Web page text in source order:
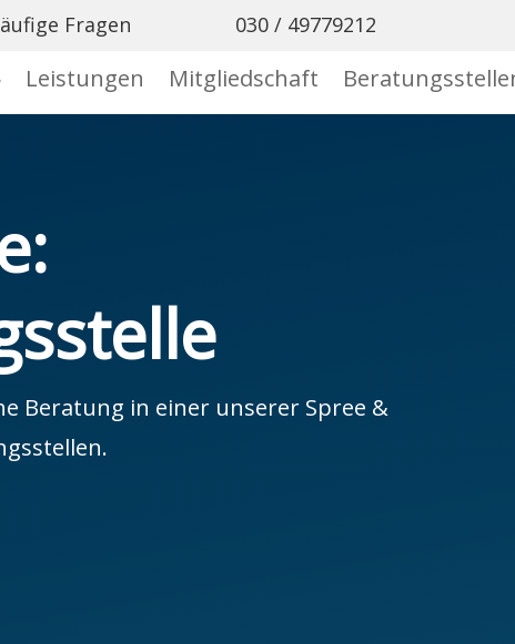
Fragen 030 / 49779212
Leistungen Mitgliedschaft
Beratung in einer unserer Spree &